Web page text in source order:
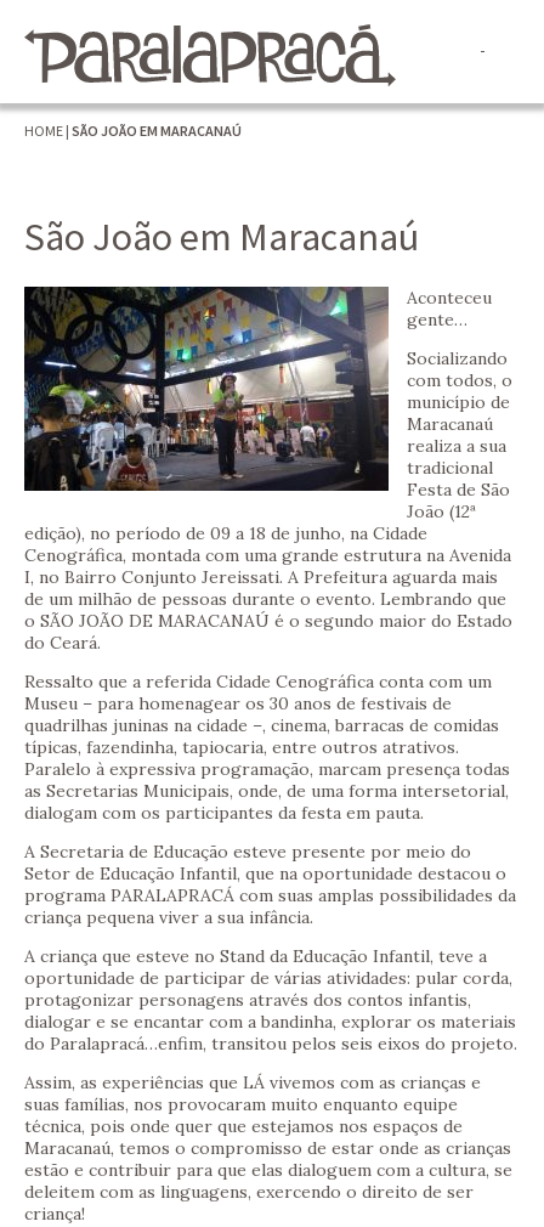
HOME | SÃO JOÃO EM MARACANAÚ
São João em Maracanaú
Aconteceu
gente…
Socializando
com todos, o
município de
Maracanaú
realiza a sua
tradicional
Festa de São
João (12ª
edição), no período de 09 a 18 de junho, na Cidade
Cenográfica, montada com uma grande estrutura na Avenida
I, no Bairro Conjunto Jereissati. A Prefeitura aguarda mais
de um milhão de pessoas durante o evento. Lembrando que
o SÃO JOÃO DE MARACANAÚ é o segundo maior do Estado
do Ceará.
Ressalto que a referida Cidade Cenográfica conta com um
Museu – para homenagear os 30 anos de festivais de
quadrilhas juninas na cidade –, cinema, barracas de comidas
típicas, fazendinha, tapiocaria, entre outros atrativos.
Paralelo à expressiva programação, marcam presença todas
as Secretarias Municipais, onde, de uma forma intersetorial,
dialogam com os participantes da festa em pauta.
A Secretaria de Educação esteve presente por meio do
Setor de Educação Infantil, que na oportunidade destacou o
programa PARALAPRACÁ com suas amplas possibilidades da
criança pequena viver a sua infância.
A criança que esteve no Stand da Educação Infantil, teve a
oportunidade de participar de várias atividades: pular corda,
protagonizar personagens através dos contos infantis,
dialogar e se encantar com a bandinha, explorar os materiais
do Paralapracá…enfim, transitou pelos seis eixos do projeto.
Assim, as experiências que LÁ vivemos com as crianças e
suas famílias, nos provocaram muito enquanto equipe
técnica, pois onde quer que estejamos nos espaços de
Maracanaú, temos o compromisso de estar onde as crianças
estão e contribuir para que elas dialoguem com a cultura, se
deleitem com as linguagens, exercendo o direito de ser
criança!